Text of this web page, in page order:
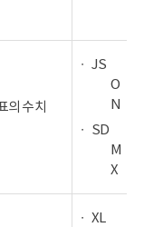
의 수치
JS
O
N
SD
M
X
XL